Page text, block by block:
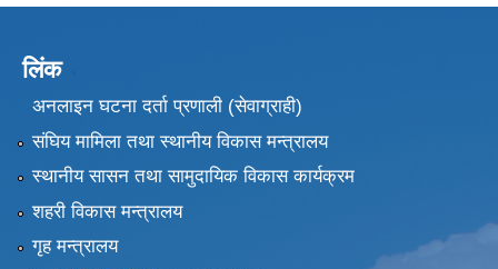
लिंक
अनलाइन घटना दर्ता प्रणाली (सेवाग्राही)
संघिय मामिला तथा स्थानीय विकास मन्त्रालय
स्थानीय सासन तथा सामुदायिक विकास कार्यक्रम
शहरी विकास मन्त्रालय
गृह मन्त्रालय